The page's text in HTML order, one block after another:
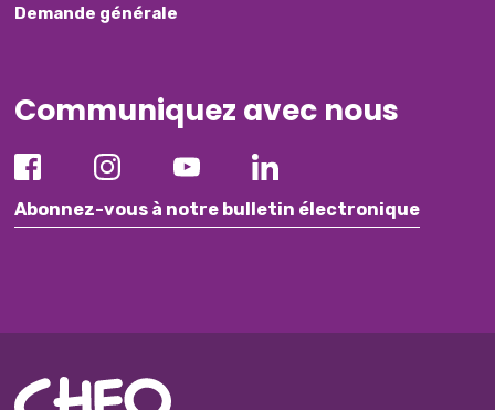
Demande générale
Communiquez avec nous
Abonnez-vous à notre bulletin électronique